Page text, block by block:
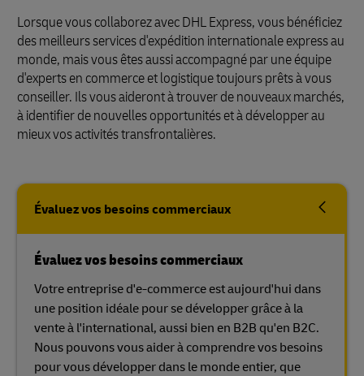
Lorsque vous collaborez avec DHL Express, vous bénéficiez
des meilleurs services d'expédition internationale express au
monde, mais vous êtes aussi accompagné par une équipe
d'experts en commerce et logistique toujours prêts à vous
conseiller. Ils vous aideront à trouver de nouveaux marchés,
à identifier de nouvelles opportunités et à développer au
mieux vos activités transfrontalières.
Évaluez vos besoins commerciaux
Évaluez vos besoins commerciaux
Votre entreprise d'e-commerce est aujourd'hui dans
une position idéale pour se développer grâce à la
vente à l'international, aussi bien en B2B qu'en B2C.
Nous pouvons vous aider à comprendre vos besoins
pour vous développer dans le monde entier, que